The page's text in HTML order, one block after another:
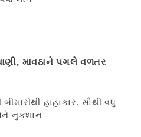
માવઠાને પગલે વળતર